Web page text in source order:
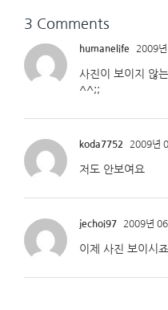
3 Comments
humanelife 2009
사진이 보이지 않
^^;;
koda7752 2009년
저도 안보여요
jechoi97 2009년
이제 사진 보이시